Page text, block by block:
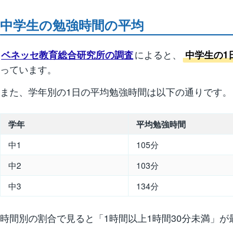
中学生の勉強時間の平均
ベネッセ教育総合研究所の調査によると、 中学生の1
っています。
また、学年別の1日の平均勉強時間は以下の通りです。
学年
平均勉強時間
中1
105分
中2
103分
中3
134分
時間別の割合で見ると「1時間以上1時間30分未満」が